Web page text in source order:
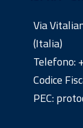
Via
(Italia)
Telefono:
Codice
PEC: